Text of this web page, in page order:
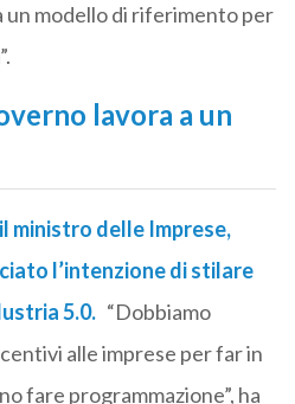
modello di riferimento per
lavora a un
il ministro delle Imprese,
l’intenzione di stilare
5.0.“Dobbiamo
alle imprese per far in
fare programmazione”, ha